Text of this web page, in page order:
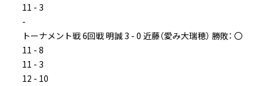
11 - 3
-
トーナメント戦 6回戦 明誠 3 - 0 近藤（愛み大瑞穂） 勝敗： 〇
11 - 8
11 - 3
12 - 10